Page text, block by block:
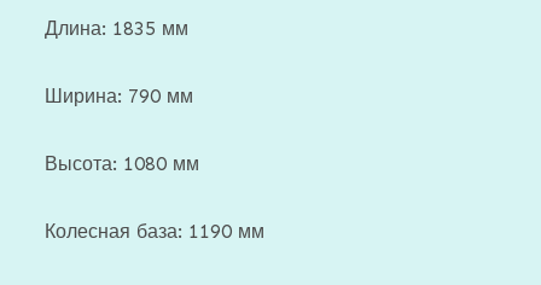
Длина: 1835 мм
Ширина: 790 мм
Высота: 1080 мм
Колесная база: 1190 мм